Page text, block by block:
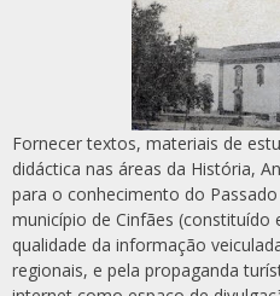
Fornecer textos, materiais de
didáctica nas áreas da História,
para o conhecimento do
município de Cinfães (constituído
qualidade da informação
regionais, e pela propaganda